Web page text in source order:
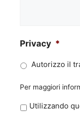
Privacy *
Autorizzo il
Per maggiori
P Utilizzando